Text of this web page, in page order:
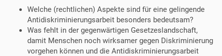
Welche (rechtlichen) Aspekte sind für eine gelingende
Antidiskriminierungsarbeit besonders bedeutsam?
Was fehlt in der gegenwärtigen Gesetzeslandschaft,
damit Menschen noch wirksamer gegen Diskriminierung
vorgehen können und die Antidiskriminierungsarbeit